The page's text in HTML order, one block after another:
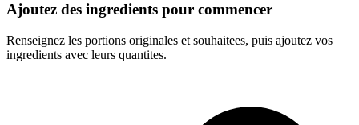
Ajoutez des ingredients pour commencer
Renseignez les portions originales et souhaitees, puis ajoutez vos
ingredients avec leurs quantites.